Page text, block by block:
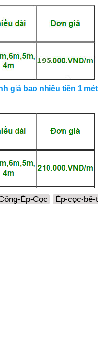
giá bao nhiêu tiền 1
Ép-Cọc
Ép-cọc-bê-